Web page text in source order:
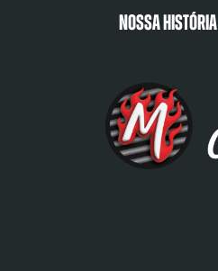
Nossa História